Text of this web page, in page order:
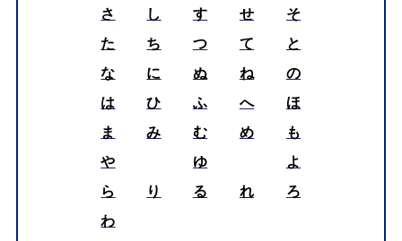
さ
し す せ
そ
た
ち つ て
と
な
に ぬ ね
の
は
ひ ふ へ
ほ
ま
み む め
も
や
ゆ
よ
ら
り る れ
ろ
わ